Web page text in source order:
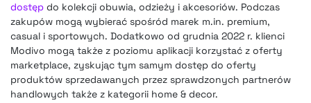
dostęp do kolekcji obuwia, odzieży i akcesoriów. Podczas
zakupów mogą wybierać spośród marek m.in. premium,
casual i sportowych. Dodatkowo od grudnia 2022 r. klienci
Modivo mogą także z poziomu aplikacji korzystać z oferty
marketplace, zyskując tym samym dostęp do oferty
produktów sprzedawanych przez sprawdzonych partnerów
handlowych także z kategorii home & decor.